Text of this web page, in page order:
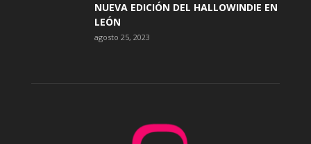
NUEVA EDICIÓN DEL HALLOWINDIE EN
LEÓN
agosto 25, 2023